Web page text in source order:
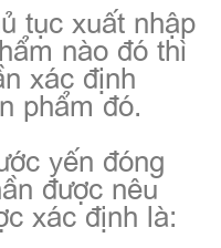
tục xuất nhập
nào đó thì
xác định
phẩm đó.
yến đóng
được nêu
xác định là: